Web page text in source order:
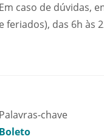
Em caso de dúvidas,
e feriados), das 6h às
Palavras-chave
Boleto